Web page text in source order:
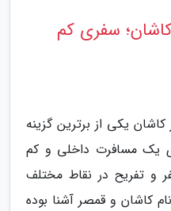
سفری کم
یکی از برترین گزینه
یک مسافرت داخلی و کم
و تفریح در نقاط مختلف
کاشان و قمصر آشنا بوده